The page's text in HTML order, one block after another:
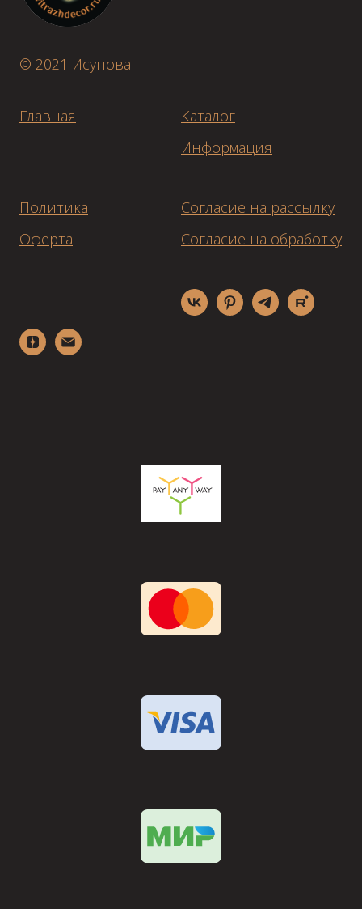
© 2021 Исупова
Главная
Каталог
Информация
Политика
Оферта
Согласие на рассылку
Согласие на обработку